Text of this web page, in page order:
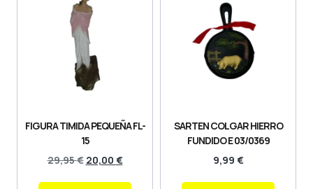
FIGURA TIMIDA PEQUEÑA FL-
15
29,95€ 20,00 €
SARTEN COLGAR HIERRO
FUNDIDO E 03/0369
9,99 €